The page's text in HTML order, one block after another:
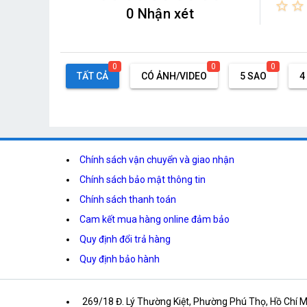
0 Nhận xét
star_border star_border
TẤT CẢ
0
CÓ ẢNH/VIDEO
0
5 SAO
0
4
Chính sách vận chuyển và giao nhận
Chính sách bảo mật thông tin
Chính sách thanh toán
Cam kết mua hàng online đảm bảo
Quy định đổi trả hàng
Quy định bảo hành
269/18 Đ. Lý Thường Kiệt, Phường Phú Thọ, Hồ Chí